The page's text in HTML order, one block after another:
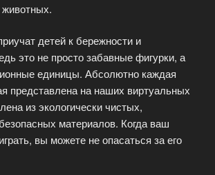
детей к бережности и
это не просто забавные фигурки, а
единицы. Абсолютно каждая
представлена на наших виртуальных
из экологически чистых,
материалов. Когда ваш
вы можете не опасаться за его